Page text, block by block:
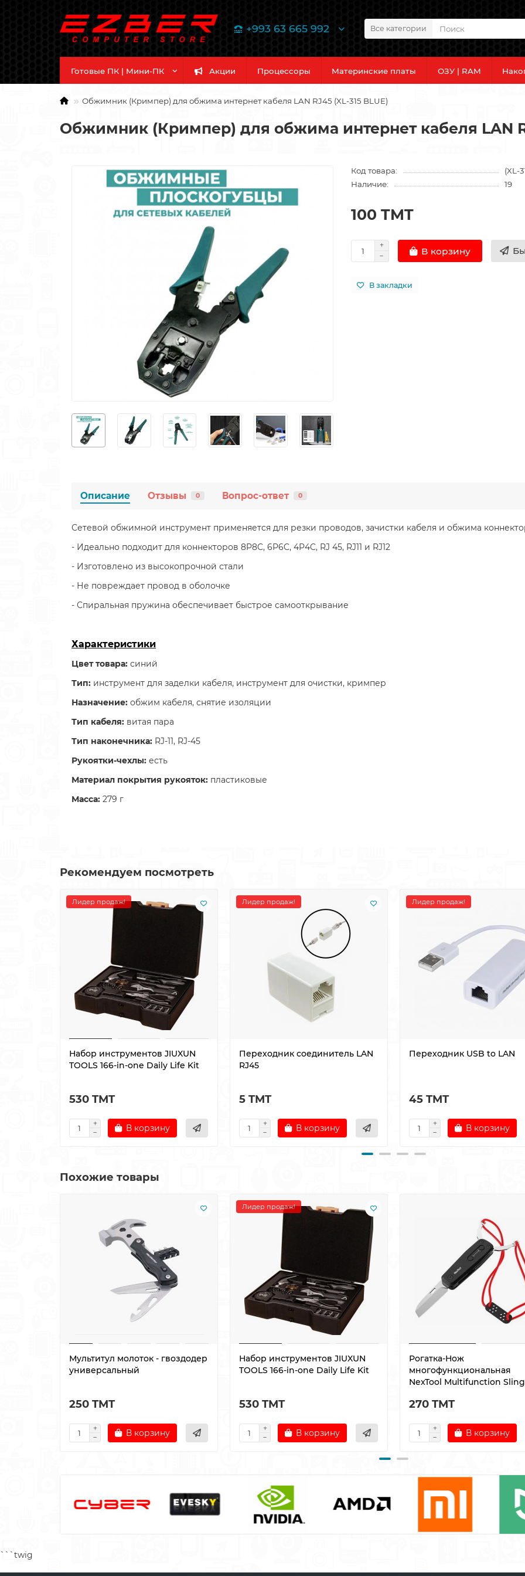
Все категории
+993 63 665 992
Готовые ПК | Мини-ПК Акции Процессоры Материнские платы ОЗУ | RAM
Обжимник (Кримпер) для обжима интернет кабеля LAN RJ45 (XL-315 BLUE)
Обжимник (Кримпер) для обжима интернет кабеля LAN
Код товара:
(XL-
Наличие:
19
100 TMT
В корзину
В закладки
Описание Отзывы 0 Вопрос-ответ 0
Сетевой обжимной инструмент применяется для резки проводов, зачистки кабеля и обжима
- Идеально подходит для коннекторов 8P8C, 6P6C, 4P4C, RJ 45, RJ11 и RJ12
- Изготовлено из высокопрочной стали
- Не повреждает провод в оболочке
- Спиральная пружина обеспечивает быстрое самооткрывание
Характеристики
Цвет товара: синий
Тип: инструмент для заделки кабеля, инструмент для очистки, кримпер
Назначение: обжим кабеля, снятие изоляции
Тип кабеля: витая пара
Тип наконечника: RJ-11, RJ-45
Рукоятки-чехлы: есть
Материал покрытия рукояток: пластиковые
Масса: 279 г
Рекомендуем посмотреть
Лидер продаж!
Набор инструментов JIUXUN
TOOLS 166-in-one Daily Life Kit
530 TMT
В корзину
Лидер продаж!
Переходник соединитель LAN
RJ45
5 TMT
В корзину
Лидер продаж!
Переходник USB to LAN
45 TMT
В корзину
Похожие товары
Мультитул молоток - гвоздодер
универсальный
250 TMT
В корзину
Лидер продаж!
Набор инструментов JIUXUN
TOOLS 166-in-one Daily Life Kit
530 TMT
В корзину
Рогатка-Нож
многофункциональная
NexTool Multifunction
270 TMT
В корзину
```twig